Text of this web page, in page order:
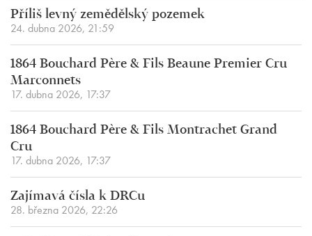
Příliš levný zemědělský pozemek
24. dubna 2026, 21:59
1864 Bouchard Père & Fils Beaune Premier Cru
Marconnets
17. dubna 2026, 17:37
1864 Bouchard Père & Fils Montrachet Grand
Cru
17. dubna 2026, 17:37
Zajímavá čísla k DRCu
28. března 2026, 22:26